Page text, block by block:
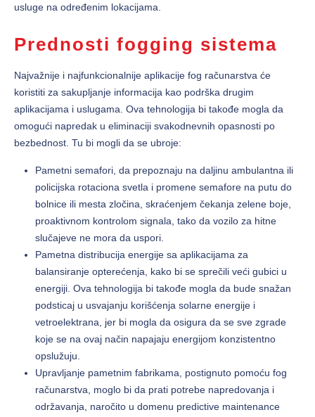
usluge na određenim lokacijama.
Prednosti fogging sistema
Najvažnije i najfunkcionalnije aplikacije fog računarstva će
koristiti za sakupljanje informacija kao podrška drugim
aplikacijama i uslugama. Ova tehnologija bi takođe mogla da
omogući napredak u eliminaciji svakodnevnih opasnosti po
bezbednost. Tu bi mogli da se ubroje:
Pametni semafori, da prepoznaju na daljinu ambulantna ili
policijska rotaciona svetla i promene semafore na putu do
bolnice ili mesta zločina, skraćenjem čekanja zelene boje,
proaktivnom kontrolom signala, tako da vozilo za hitne
slučajeve ne mora da uspori.
Pametna distribucija energije sa aplikacijama za
balansiranje opterećenja, kako bi se sprečili veći gubici u
energiji. Ova tehnologija bi takođe mogla da bude snažan
podsticaj u usvajanju korišćenja solarne energije i
vetroelektrana, jer bi mogla da osigura da se sve zgrade
koje se na ovaj način napajaju energijom konzistentno
opslužuju.
Upravljanje pametnim fabrikama, postignuto pomoću fog
računarstva, moglo bi da prati potrebe napredovanja i
održavanja, naročito u domenu predictive maintenance